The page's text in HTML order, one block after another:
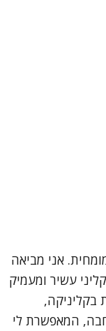
אני מביאה
עשיר ומעמיק
בקליניקה,
המאפשרת לי